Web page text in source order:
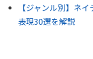
【ジャンル別】ネ
表現30選を解説